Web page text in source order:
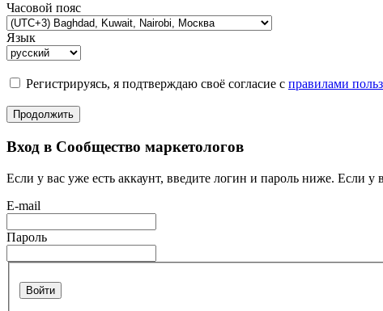
Часовой пояс
Язык
Регистрируясь, я подтверждаю своё согласие с правилами
Продолжить
Вход в Сообщество маркетологов
Если у вас уже есть аккаунт, введите логин и пароль ниже. Если у
E-mail
Пароль
Войти